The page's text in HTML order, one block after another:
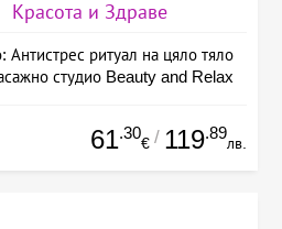
Красота и Здраве
ритуал на цяло тяло
студио Beauty and Relax
61.30
€ / 119.89
лв.